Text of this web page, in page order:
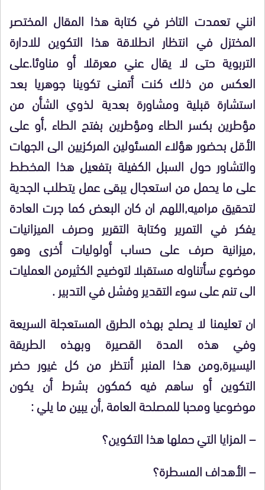
انني تعمدت التاخر في كتابة هذا المقال المختصر
المختزل في انتظار انطلاقة هذا التكوين للادارة
التربوية حتى لا يقال عني معرقلا أو مناوئا.على
العكس من ذلك كنت أتمنى تكوينا جوهريا بعد
استشارة قبلية ومشاورة بعدية لذوي الشأن من
مؤطرين بكسر الطاء ومؤطرين بفتح الطاء ,أو على
الأقل بحضور هؤلاء المسئولين المركزيين الى الجهات
والتشاور حول السبل الكفيلة بتفعيل هذا المخطط
على ما يحمل من استعجال يبقى عمل يتطلب الجدية
لتحقيق مراميه,اللهم ان كان البعض كما جرت العادة
يفكر في التمرير وكتابة التقرير وصرف الميزانيات
,ميزانية صرف على حساب أولوليات أخرى وهو
موضوع سأتناوله مستقبلا لتوضيح الكثيرمن العمليات
الى تنم على سوء التقدير وفشل في التدبير .
ان تعليمنا لا يصلح بهذه الطرق المستعجلة السريعة
وفي هذه المدة القصيرة وبهذه الطريقة
اليسيرة,ومن هذا المنبر أنتظر من كل غيور حضر
التكوين أو ساهم فيه كمكون بشرط أن يكون
موضوعيا ومحبا للمصلحة العامة ,أن يبين ما يلي :
– المزايا التي حملها هذا التكوين؟
– الأهداف المسطرة؟